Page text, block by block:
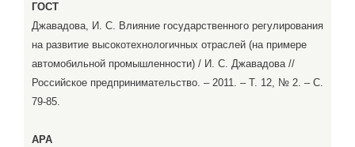
ГОСТ
Джавадова, И. С. Влияние государственного регулирования
на развитие высокотехнологичных отраслей (на примере
автомобильной промышленности) / И. С. Джавадова //
Российское предпринимательство. – 2011. – Т. 12, № 2. – С.
79-85.
APA